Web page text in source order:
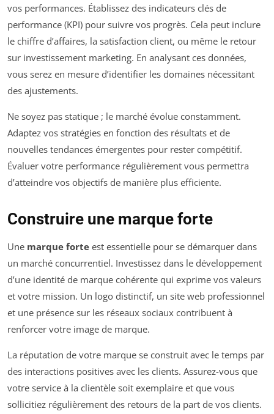
vos performances. Établissez des indicateurs clés de
performance (KPI) pour suivre vos progrès. Cela peut inclure
le chiffre d’affaires, la satisfaction client, ou même le retour
sur investissement marketing. En analysant ces données,
vous serez en mesure d’identifier les domaines nécessitant
des ajustements.
Ne soyez pas statique ; le marché évolue constamment.
Adaptez vos stratégies en fonction des résultats et de
nouvelles tendances émergentes pour rester compétitif.
Évaluer votre performance régulièrement vous permettra
d’atteindre vos objectifs de manière plus efficiente.
Construire une marque forte
Une marque forte est essentielle pour se démarquer dans
un marché concurrentiel. Investissez dans le développement
d’une identité de marque cohérente qui exprime vos valeurs
et votre mission. Un logo distinctif, un site web professionnel
et une présence sur les réseaux sociaux contribuent à
renforcer votre image de marque.
La réputation de votre marque se construit avec le temps par
des interactions positives avec les clients. Assurez-vous que
votre service à la clientèle soit exemplaire et que vous
sollicitiez régulièrement des retours de la part de vos clients.